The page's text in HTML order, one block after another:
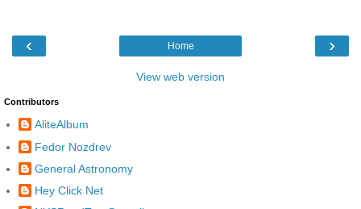
‹ ›
Home
View web version
Contributors
AliteAlbum
Fedor Nozdrev
General Astronomy
Hey Click Net